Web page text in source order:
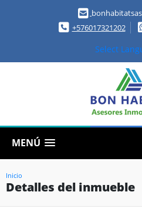
+576017321202
Select
MENÚ
Inicio
Detalles del inmueble